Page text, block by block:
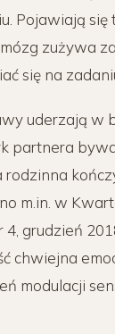
Pojawiają się
zużywa
się na
uderzają w
partnera
rodzinna
m.in. w
grudzień
chwiejna
modulacji